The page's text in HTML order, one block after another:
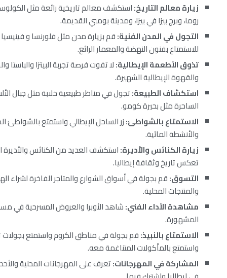
زيارة معالم التاريخ:استكشف معالم تاريخية رائعة مثل
روما، وبرج بيزا في بيزا، ومدينة بومبي القديمة.
التجول في المدن الفنية:قم بزيارة مدن مثل فلورنسا و
للاستمتاع بفنون النهضة والمعمار الرائع.
تذوق الأطعمة الإيطالية:لا تفوت فرصة تجربة البيتزا والباستا
والقهوة الإيطالية الشهيرة.
استكشاف الطبيعة:تجول في مناظر طبيعية خلابة مثل جبال
الساحرة مثل بحيرة كومو.
الاستمتاع بالشواطئ:زر الساحل الإيطالي واستمتع بالشواطئ
والأنشطة المائية.
زيارة الكنائس والأديرة:استكشف العديد من الكنائس والأديرة
تعكس تاريخ وثقافة إيطاليا.
التسوق:قم بجولة في أسواق الشوارع والمتاجر الفاخرة لشراء
والمنتجات المحلية.
مشاهدة الأداء الفني:شاهد الأوبرا والعروض المسرحية في
المشهورة.
الاستمتاع بالنبيذ:قم بجولة في مناطق الكروم واستمتع بجولات
واستمتع بالمأكولات المتناغمة معه.
المشاركة في المهرجانات:تعرف على المهرجانات المحلية